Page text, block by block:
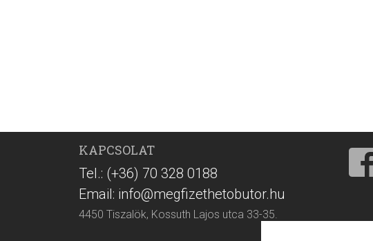
KAPCSOLAT
Tel.: (+36) 70 328 0188
Email: info@megfizethetobutor.hu
4450 Tiszalök, Kossuth Lajos utca 33-35.